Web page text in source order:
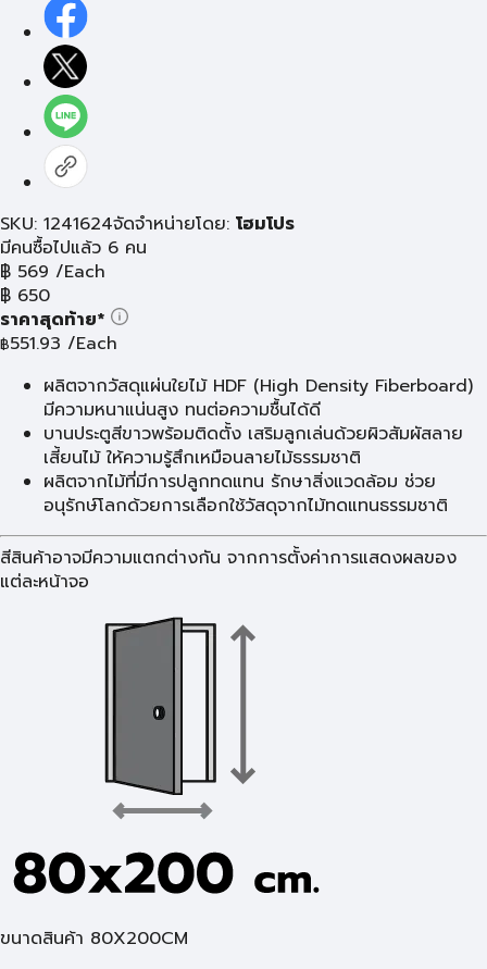
SKU: 1241624จัดจำหน่ายโดย: โฮมโปร
มีคนซื้อไปแล้ว 6 คน
฿ 569 /Each
฿ 650
ราคาสุดท้าย*
฿551.93 /Each
ผลิตจากวัสดุแผ่นใยไม้ HDF (High Density Fiberboard)
มีความหนาแน่นสูง ทนต่อความชื้นได้ดี
บานประตูสีขาวพร้อมติดตั้ง เสริมลูกเล่นด้วยผิวสัมผัสลาย
เสี้ยนไม้ ให้ความรู้สึกเหมือนลายไม้ธรรมชาติ
ผลิตจากไม้ที่มีการปลูกทดแทน รักษาสิ่งแวดล้อม ช่วย
อนุรักษ์โลกด้วยการเลือกใช้วัสดุจากไม้ทดแทนธรรมชาติ
สีสินค้าอาจมีความแตกต่างกัน จากการตั้งค่าการแสดงผลของ
แต่ละหน้าจอ
ขนาดสินค้า 80X200CM